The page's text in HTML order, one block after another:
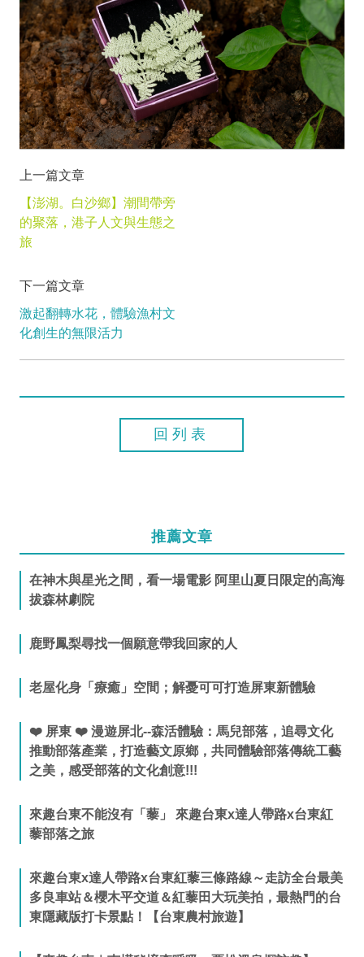
上一篇文章
【澎湖。白沙鄉】潮間帶旁
的聚落，港子人文與生態之
旅
下一篇文章
激起翻轉水花，體驗漁村文
化創生的無限活力
回列表
推薦文章
在神木與星光之間，看一場電影 阿里山夏日限定的高海
拔森林劇院
鹿野鳳梨尋找一個願意帶我回家的人
老屋化身「療癒」空間；解憂可可打造屏東新體驗
❤️ 屏東 ❤️ 漫遊屏北--森活體驗：馬兒部落，追尋文化
推動部落產業，打造藝文原鄉，共同體驗部落傳統工藝
之美，感受部落的文化創意!!!
來趣台東不能沒有「藜」 來趣台東x達人帶路x台東紅
藜部落之旅
來趣台東x達人帶路x台東紅藜三條路線～走訪全台最美
多良車站＆櫻木平交道＆紅藜田大玩美拍，最熱門的台
東隱藏版打卡景點！【台東農村旅遊】